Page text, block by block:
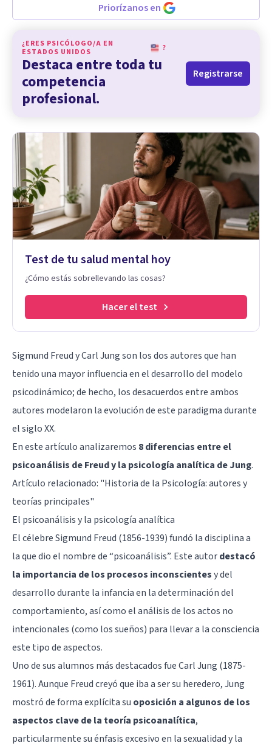
Priorízanos en
¿ERES PSICÓLOGO/A EN
ESTADOS UNIDOS
?
Destaca entre toda tu
competencia
profesional.
Registrarse
Test de tu salud mental hoy
¿Cómo estás sobrellevando las cosas?
Hacer el test
Sigmund Freud y Carl Jung son los dos autores que han
tenido una mayor influencia en el desarrollo del modelo
psicodinámico; de hecho, los desacuerdos entre ambos
autores modelaron la evolución de este paradigma durante
el siglo XX.
En este artículo analizaremos 8 diferencias entre el
psicoanálisis de Freud y la psicología analítica de Jung.
Artículo relacionado: "Historia de la Psicología: autores y
teorías principales"
El psicoanálisis y la psicología analítica
El célebre Sigmund Freud (1856-1939) fundó la disciplina a
la que dio el nombre de “psicoanálisis”. Este autordestacó
la importancia de los procesos inconscientesy del
desarrollo durante la infancia en la determinación del
comportamiento, así como el análisis de los actos no
intencionales (como los sueños) para llevar a la consciencia
este tipo de aspectos.
Uno de sus alumnos más destacados fueCarl Jung (1875-
1961). Aunque Freud creyó que iba a ser su heredero, Jung
mostró de forma explícita su oposición a algunos de los
aspectos clave de la teoría psicoanalítica,
particularmente su énfasis excesivo en la sexualidad y la